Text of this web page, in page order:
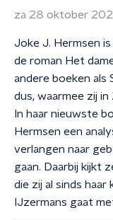
za 28 oktober
Joke J. Hermsen
de roman Het
andere boeken als
dus, waarmee zij
In haar nieuwste
Hermsen een
verlangen naar
gaan. Daarbij kijkt
die zij al sinds
IJzermans gaat